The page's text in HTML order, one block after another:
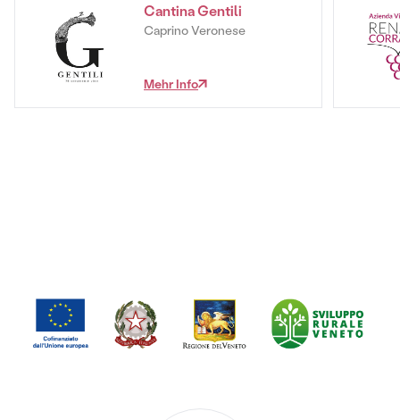
Cantina Gentili
Caprino Veronese
Mehr Info